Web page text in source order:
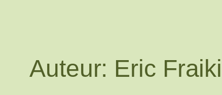
Auteur: Eric